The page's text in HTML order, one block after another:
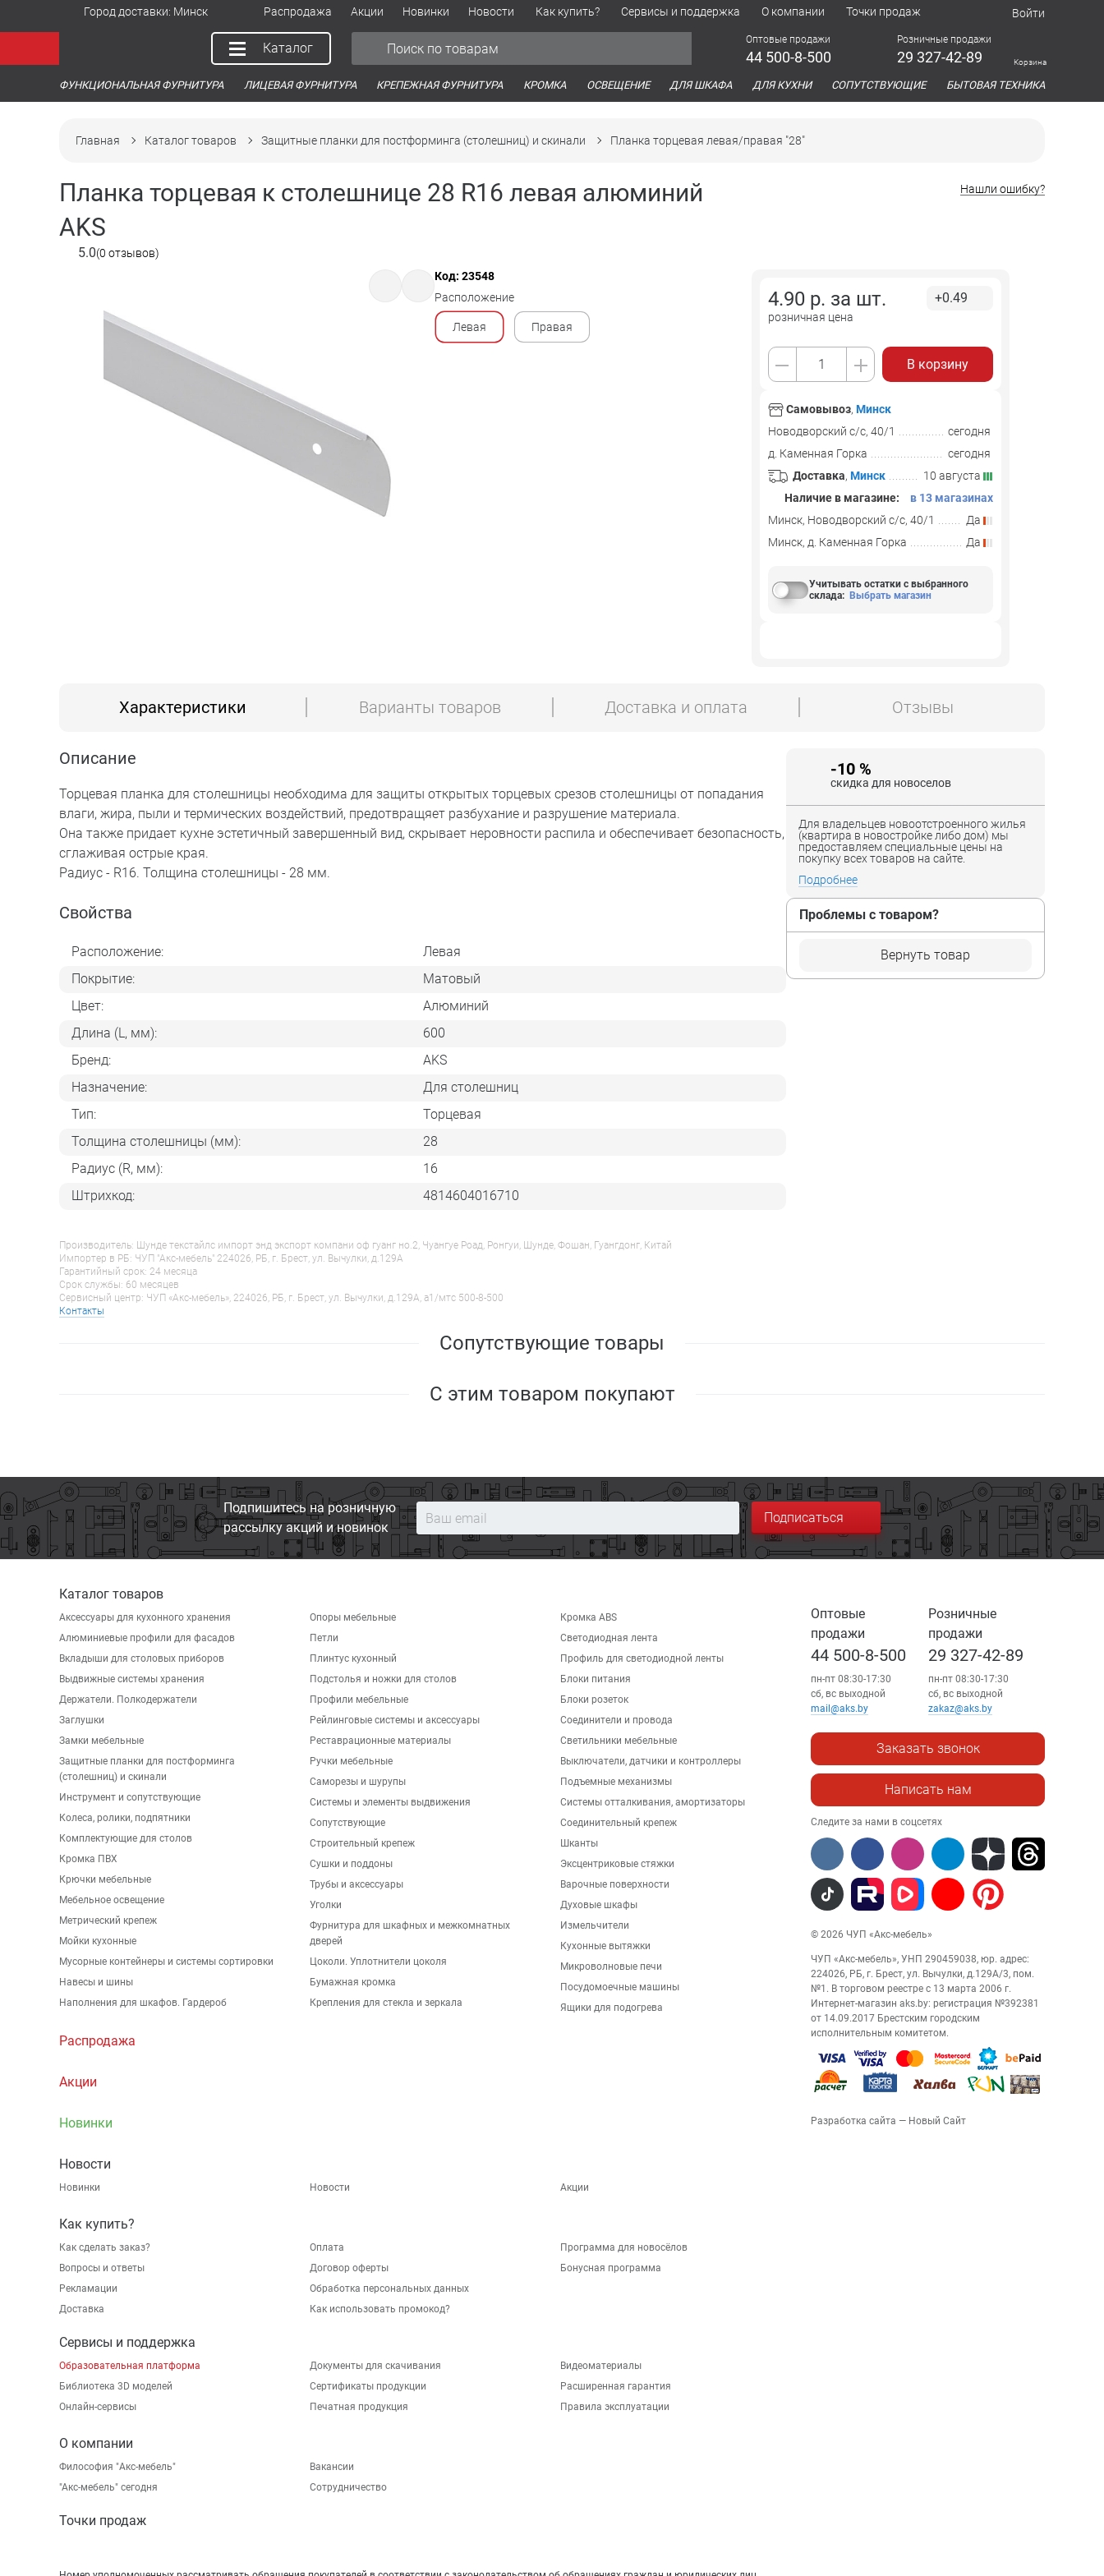
Город доставки: Минск Распродажа Акции Новинки Новости Как купить? Сервисы и поддержка О компании Точки продаж Войти
Каталог
Оптовые продажи
44 500-8-500
Розничные продажи
29 327-42-89 Корзина
ФУНКЦИОНАЛЬНАЯ ФУРНИТУРА ЛИЦЕВАЯ ФУРНИТУРА КРЕПЕЖНАЯ ФУРНИТУРА КРОМКА ОСВЕЩЕНИЕ ДЛЯ ШКАФА ДЛЯ КУХНИ СОПУТСТВУЮЩИЕ БЫТОВАЯ ТЕХНИКА
Главная Каталог товаров Защитные планки для постформинга (столешниц) и скинали Планка торцевая левая/правая "28"
Планка торцевая к столешнице 28 R16 левая алюминий
AKS
5.0(0 отзывов)
Нашли ошибку?
Код: 23548
Расположение
Левая Правая
4.90 р. за шт.
розничная цена
+0.49
В корзину
Самовывоз, Минск
Новодворский с/с, 40/1
сегодня
д. Каменная Горка
сегодня
Доставка, Минск
10 августа
Наличие в магазине:
в 13 магазинах
Минск, Новодворский с/с, 40/1
Да
Минск, д. Каменная Горка
Да
Учитывать остатки с выбранного
склада: Выбрать магазин
Характеристики Варианты товаров Доставка и оплата Отзывы
Описание
Торцевая планка для столешницы необходима для защиты открытых торцевых срезов столешницы от попадания
влаги, жира, пыли и термических воздействий, предотвращяет разбухание и разрушение материала.
Она также придает кухне эстетичный завершенный вид, скрывает неровности распила и обеспечивает безопасность,
сглаживая острые края.
Радиус - R16. Толщина столешницы - 28 мм.
Свойства
Расположение:
Левая
Покрытие:
Матовый
Цвет:
Алюминий
Длина (L, мм):
600
Бренд:
AKS
Назначение:
Для столешниц
Тип:
Торцевая
Толщина столешницы (мм):
28
Радиус (R, мм):
16
Штрихкод:
4814604016710
Производитель: Шунде текстайлс импорт энд экспорт компани оф гуанг но.2, Чуангуе Роад, Ронгуи, Шунде, Фошан, Гуангдонг, Китай
Импортер в РБ: ЧУП "Акс-мебель" 224026, РБ, г. Брест, ул. Вычулки, д.129А
Гарантийный срок: 24 месяца
Срок службы: 60 месяцев
Сервисный центр: ЧУП «Акс-мебель», 224026, РБ, г. Брест, ул. Вычулки, д.129А, a1/мтс 500-8-500
Контакты
-10 %
скидка для новоселов
Для владельцев новоотстроенного жилья
(квартира в новостройке либо дом) мы
предоставляем специальные цены на
покупку всех товаров на сайте.
Подробнее
Проблемы с товаром?
Вернуть товар
Сопутствующие товары
С этим товаром покупают
Подпишитесь на розничную
рассылку акций и новинок
Подписаться
Каталог товаров
Аксессуары для кухонного хранения
Алюминиевые профили для фасадов
Вкладыши для столовых приборов
Выдвижные системы хранения
Держатели. Полкодержатели
Заглушки
Замки мебельные
Защитные планки для постформинга
(столешниц) и скинали
Инструмент и сопутствующие
Колеса, ролики, подпятники
Комплектующие для столов
Кромка ПВХ
Крючки мебельные
Мебельное освещение
Метрический крепеж
Мойки кухонные
Мусорные контейнеры и системы сортировки
Навесы и шины
Наполнения для шкафов. Гардероб
Опоры мебельные
Петли
Плинтус кухонный
Подстолья и ножки для столов
Профили мебельные
Рейлинговые системы и аксессуары
Реставрационные материалы
Ручки мебельные
Саморезы и шурупы
Системы и элементы выдвижения
Сопутствующие
Строительный крепеж
Сушки и поддоны
Трубы и аксессуары
Уголки
Фурнитура для шкафных и межкомнатных
дверей
Цоколи. Уплотнители цоколя
Бумажная кромка
Крепления для стекла и зеркала
Кромка ABS
Светодиодная лента
Профиль для светодиодной ленты
Блоки питания
Блоки розеток
Соединители и провода
Светильники мебельные
Выключатели, датчики и контроллеры
Подъемные механизмы
Системы отталкивания, амортизаторы
Соединительный крепеж
Шканты
Эксцентриковые стяжки
Варочные поверхности
Духовые шкафы
Измельчители
Кухонные вытяжки
Микроволновые печи
Посудомоечные машины
Ящики для подогрева
Распродажа
Акции
Новинки
Новости
Новинки Новости Акции
Как купить?
Как сделать заказ?
Вопросы и ответы
Рекламации
Доставка
Оплата
Договор оферты
Обработка персональных данных
Как использовать промокод?
Программа для новосёлов
Бонусная программа
Сервисы и поддержка
Образовательная платформа
Библиотека 3D моделей
Онлайн-сервисы
Документы для скачивания
Сертификаты продукции
Печатная продукция
Видеоматериалы
Расширенная гарантия
Правила эксплуатации
О компании
Философия "Акс-мебель"
"Aкс-мебель" сегодня
Вакансии
Сотрудничество
Точки продаж
Оптовые
продажи
44 500-8-500
пн-пт 08:30-17:30
сб, вс выходной
mail@aks.by
Розничные
продажи
29 327-42-89
пн-пт 08:30-17:30
сб, вс выходной
zakaz@aks.by
Заказать звонок
Написать нам
Следите за нами в соцсетях
© 2026 ЧУП «Акс-мебель»
ЧУП «Акс-мебель», УНП 290459038, юр. адрес:
224026, РБ, г. Брест, ул. Вычулки, д.129А/3, пом.
№1. В торговом реестре с 13 марта 2006 г.
Интернет-магазин aks.by: регистрация №392381
от 14.09.2017 Брестским городским
исполнительным комитетом.
Разработка сайта — Новый Сайт